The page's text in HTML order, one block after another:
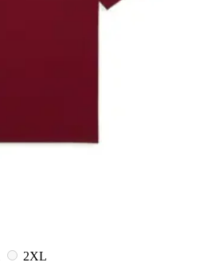
2XL